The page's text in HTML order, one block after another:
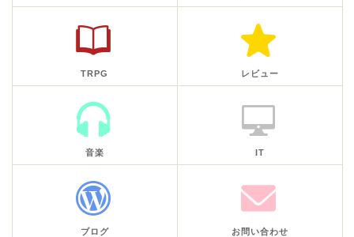
TRPG レビュー
音楽 IT
ブログ お問い合わせ